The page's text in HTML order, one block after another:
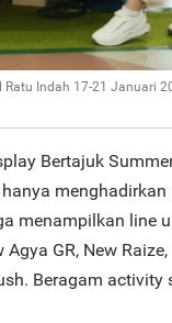
Indah 17-21 Januari
Bertajuk
menghadirkan
menampilkan line
GR, New
Beragam activity